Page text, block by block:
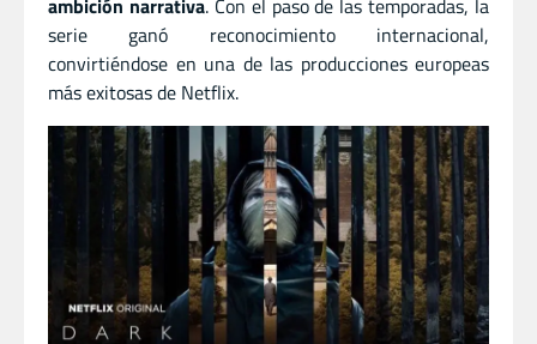
serie ganó reconocimiento internacional,
convirtiéndose en una de las producciones europeas
más exitosas de Netflix.